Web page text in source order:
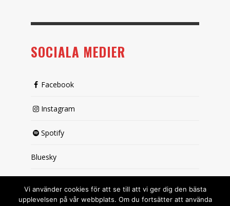
SOCIALA MEDIER
Facebook
Instagram
Spotify
Bluesky
Vi använder cookies för att se till att vi ger dig den bästa
upplevelsen på vår webbplats. Om du fortsätter att använda